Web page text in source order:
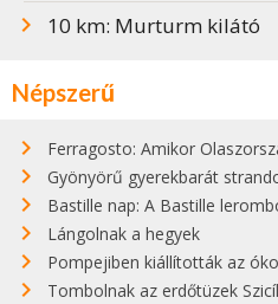
10 km: Murturm kilátó
Népszerű
Ferragosto: Amikor
Gyönyörű gyerekbarát strandok
Bastille nap: A Bastille
Lángolnak a hegyek
Pompejiben kiállították az ókori világ
Tombolnak az erdőtüzek